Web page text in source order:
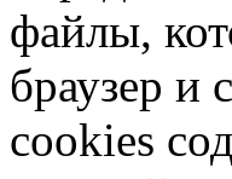
файлы,
браузер и
cookies